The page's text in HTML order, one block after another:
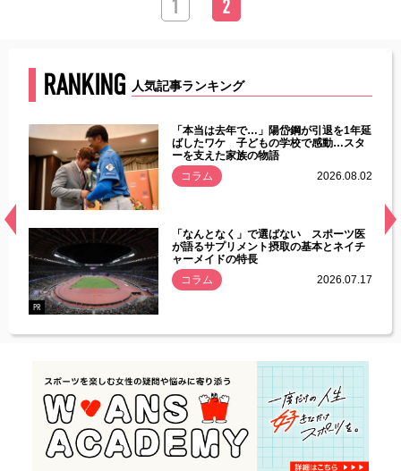
1 2
RANKING 人気記事ランキング
常
「本当は去年で…」陽岱鋼が引退を1年延
ばしたワケ 子どもの学校で感動…スタ
ーを支えた家族の物語
コラム
2026.08.02
PR
「なんとなく」で選ばない スポーツ医
が語るサプリメント摂取の基本とネイチ
ャーメイドの特長
コラム
2026.07.17